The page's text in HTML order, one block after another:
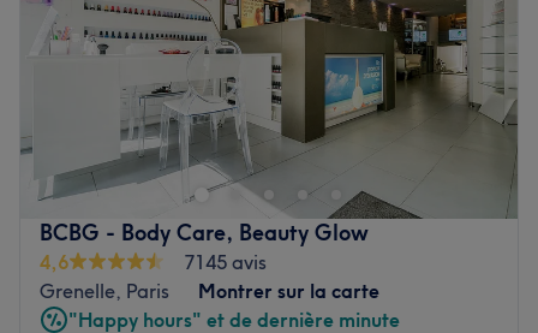
BCBG - Body Care, Beauty Glow
4,6
7145 avis
Grenelle, Paris
Montrer sur la carte
"Happy hours" et de dernière minute